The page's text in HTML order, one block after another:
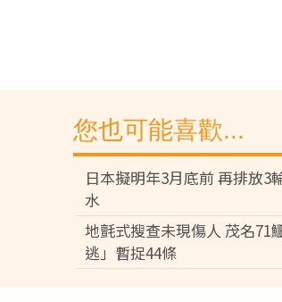
您也可能喜歡...
日本擬明年3月底前 再排放3
水
地氈式搜查未現傷人 茂名71
逃」暫捉44條